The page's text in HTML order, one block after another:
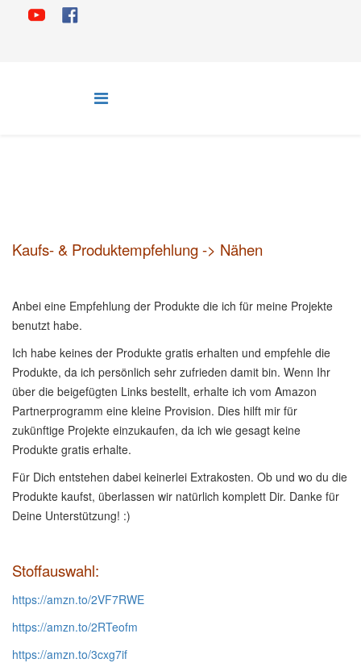
Kaufs- & Produktempfehlung -> Nähen
Anbei eine Empfehlung der Produkte die ich für meine Projekte
benutzt habe.
Ich habe keines der Produkte gratis erhalten und empfehle die
Produkte, da ich persönlich sehr zufrieden damit bin. Wenn Ihr
über die beigefügten Links bestellt, erhalte ich vom Amazon
Partnerprogramm eine kleine Provision. Dies hilft mir für
zukünftige Projekte einzukaufen, da ich wie gesagt keine
Produkte gratis erhalte.
Für Dich entstehen dabei keinerlei Extrakosten. Ob und wo du die
Produkte kaufst, überlassen wir natürlich komplett Dir. Danke für
Deine Unterstützung! :)
Stoffauswahl:
https://amzn.to/2VF7RWE
https://amzn.to/2RTeofm
https://amzn.to/3cxg7if